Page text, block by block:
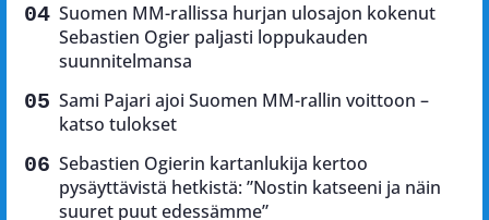
Suomen MM-rallissa hurjan ulosajon kokenut
Sebastien Ogier paljasti loppukauden
suunnitelmansa
Sami Pajari ajoi Suomen MM-rallin voittoon –
katso tulokset
Sebastien Ogierin kartanlukija kertoo
pysäyttävistä hetkistä: ”Nostin katseeni ja näin
suuret puut edessämme”